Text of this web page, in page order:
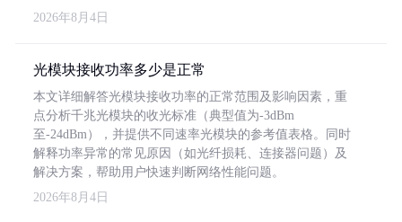
2026年8月4日
光模块接收功率多少是正常
本文详细解答光模块接收功率的正常范围及影响因素，重
点分析千兆光模块的收光标准（典型值为-3dBm
至-24dBm），并提供不同速率光模块的参考值表格。同时
解释功率异常的常见原因（如光纤损耗、连接器问题）及
解决方案，帮助用户快速判断网络性能问题。
2026年8月4日